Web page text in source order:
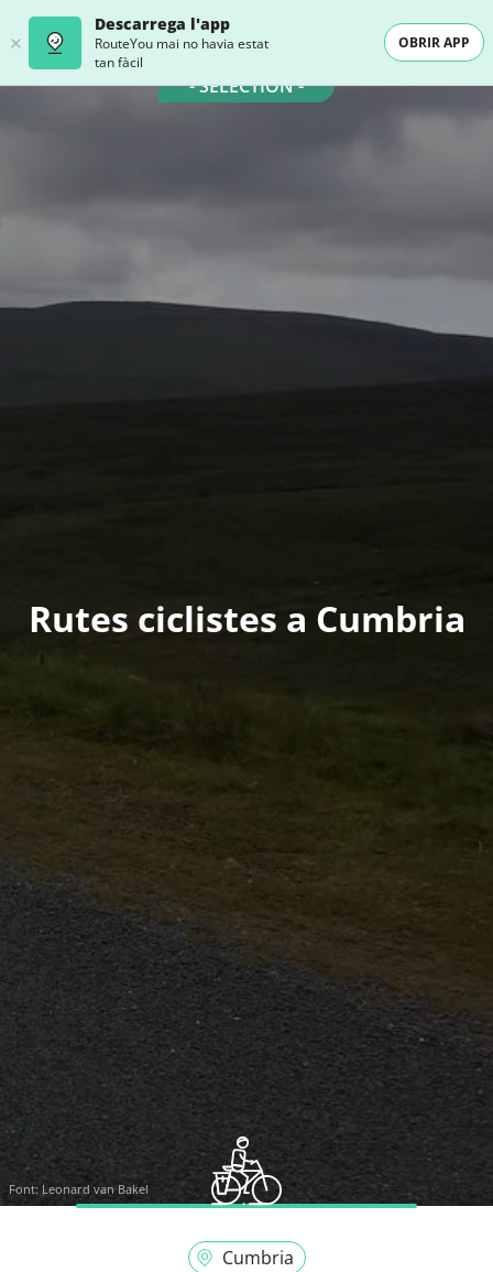
Descarrega l'app
RouteYou mai no havia estat
tan fàcil
OBRIR APP
- SELECTION -
Rutes ciclistes a Cumbria
Font: Leonard van Bakel
Cumbria